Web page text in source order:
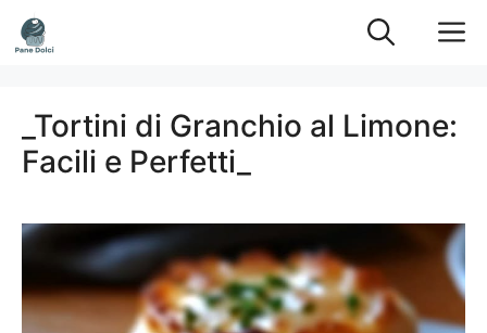
Vai
al
_Tortini di Granchio al Limone:
Facili e Perfetti_